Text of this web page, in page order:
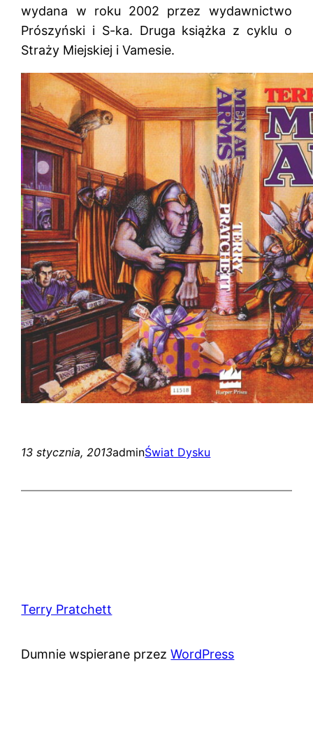
wydana w roku 2002 przez wydawnictwo
Prószyński i S-ka. Druga książka z cyklu o
Straży Miejskiej i Vamesie.
13 stycznia, 2013adminŚwiat Dysku
Terry Pratchett
Dumnie wspierane przezWordPress